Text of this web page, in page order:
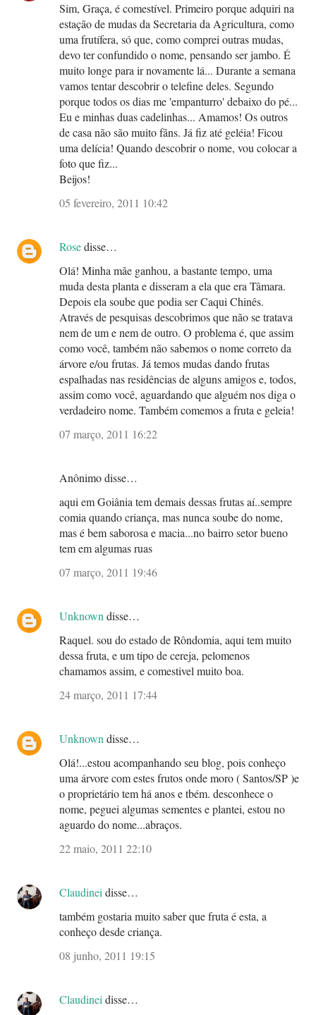
Sim, Graça, é comestível. Primeiro porque adquiri na
estação de mudas da Secretaria da Agricultura, como
uma frutífera, só que, como comprei outras mudas,
devo ter confundido o nome, pensando ser jambo. É
muito longe para ir novamente lá... Durante a semana
vamos tentar descobrir o telefine deles. Segundo
porque todos os dias me 'empanturro' debaixo do pé...
Eu e minhas duas cadelinhas... Amamos! Os outros
de casa não são muito fãns. Já fiz até geléia! Ficou
uma delícia! Quando descobrir o nome, vou colocar a
foto que fiz...
Beijos!
05 fevereiro, 2011 10:42
Rosedisse…
Olá! Minha mãe ganhou, a bastante tempo, uma
muda desta planta e disseram a ela que era Tâmara.
Depois ela soube que podia ser Caqui Chinês.
Através de pesquisas descobrimos que não se tratava
nem de um e nem de outro. O problema é, que assim
como você, também não sabemos o nome correto da
árvore e/ou frutas. Já temos mudas dando frutas
espalhadas nas residências de alguns amigos e, todos,
assim como você, aguardando que alguém nos diga o
verdadeiro nome. Também comemos a fruta e geleia!
07 março, 2011 16:22
Anônimo disse…
aqui em Goiânia tem demais dessas frutas aí..sempre
comia quando criança, mas nunca soube do nome,
mas é bem saborosa e macia...no bairro setor bueno
tem em algumas ruas
07 março, 2011 19:46
Unknowndisse…
Raquel. sou do estado de Rôndomia, aqui tem muito
dessa fruta, e um tipo de cereja, pelomenos
chamamos assim, e comestivel muito boa.
24 março, 2011 17:44
Unknowndisse…
Olá!...estou acompanhando seu blog, pois conheço
uma árvore com estes frutos onde moro ( Santos/SP )e
o proprietário tem há anos e tbém. desconhece o
nome, peguei algumas sementes e plantei, estou no
aguardo do nome...abraços.
22 maio, 2011 22:10
Claudineidisse…
também gostaria muito saber que fruta é esta, a
conheço desde criança.
08 junho, 2011 19:15
Claudineidisse…